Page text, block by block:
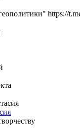
https://